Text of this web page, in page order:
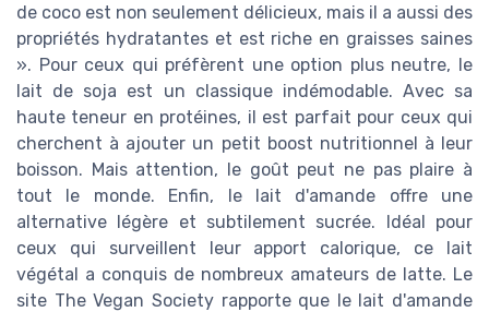
de coco est non seulement délicieux, mais il a aussi des
propriétés hydratantes et est riche en graisses saines
». Pour ceux qui préfèrent une option plus neutre, le
lait de soja est un classique indémodable. Avec sa
haute teneur en protéines, il est parfait pour ceux qui
cherchent à ajouter un petit boost nutritionnel à leur
boisson. Mais attention, le goût peut ne pas plaire à
tout le monde. Enfin, le lait d'amande offre une
alternative légère et subtilement sucrée. Idéal pour
ceux qui surveillent leur apport calorique, ce lait
végétal a conquis de nombreux amateurs de latte. Le
site The Vegan Society rapporte que le lait d'amande